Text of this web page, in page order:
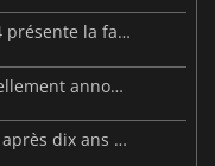
Warhammer 40 000 : Dawn of War 4 présente la faction des Nécrons
Le DLC Nioh 3 : Hell Rising est officiellement annoncé
Forsaken Realms : Vahrin's Call sort après dix ans de développement